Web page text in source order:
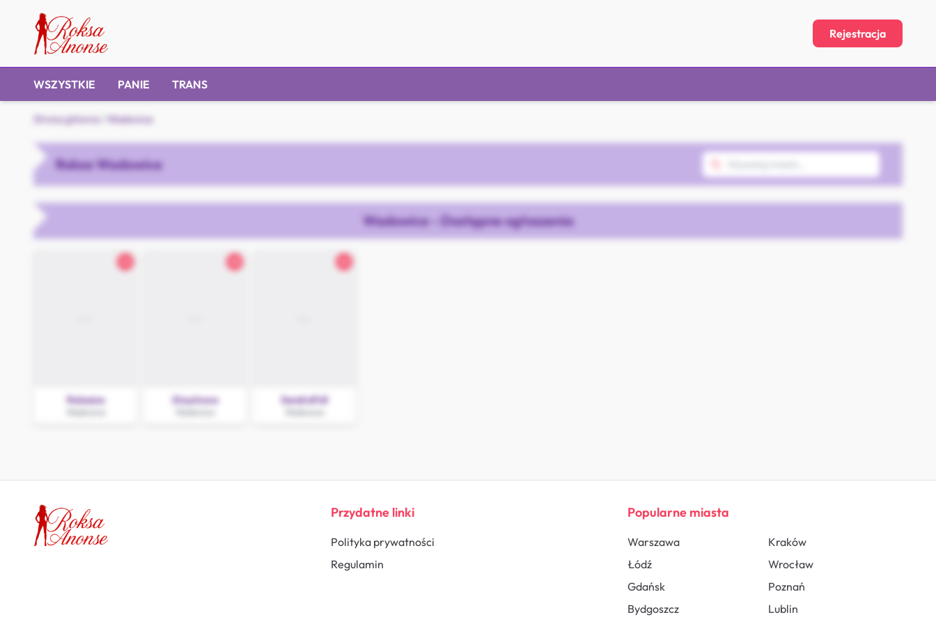
Rejestracja
WSZYSTKIE PANIE TRANS
Strona główna Wadowice
Roksa Wadowice
Wadowice - Dostępne ogłoszenia
Roksana Zmysłowa SandraFull
Przydatne linki
Polityka prywatności
Regulamin
Popularne miasta
Warszawa
Kraków
Łódź
Wrocław
Gdańsk
Poznań
Bydgoszcz
Lublin